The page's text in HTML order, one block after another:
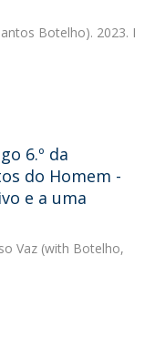
Botelho). 2023. I
6.º da
do Homem -
e a uma
Vaz (with Botelho,